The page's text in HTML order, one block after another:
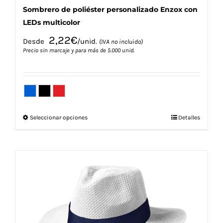
Sombrero de poliéster personalizado Enzox con
LEDs multicolor
Desde 2,22€/unid. (IVA no incluido)
Precio sin marcaje y para más de 5.000 unid.
Seleccionar opcionesEste
Las
opciones
se
pueden
elegir
Detalles